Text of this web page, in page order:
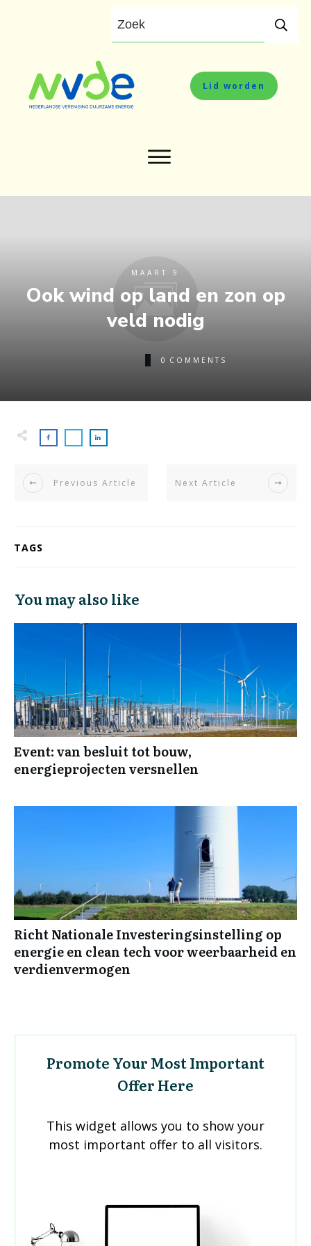
Lid worden
MAART 9
Ook wind op land en zon op
veld nodig
0 COMMENTS
Previous Article Next Article
TAGS
You may also like
Event: van besluit tot bouw,
energieprojecten versnellen
Richt Nationale Investeringsinstelling op
energie en clean tech voor weerbaarheid en
verdienvermogen
Promote Your Most Important
Offer Here
This widget allows you to show your
most important offer to all visitors.